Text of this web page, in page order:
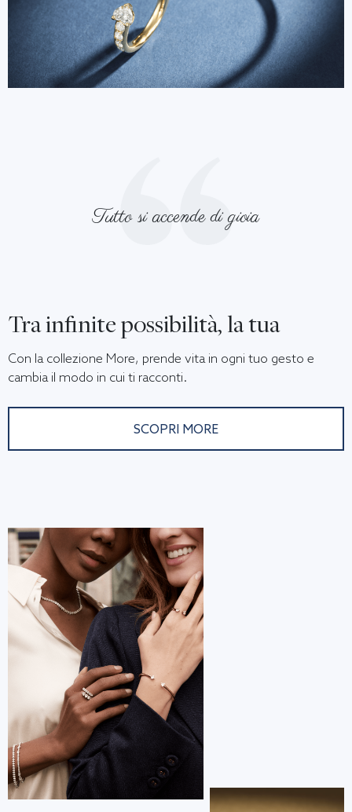
Tutto si accende di gioia
Tra infinite possibilità, la tua
Con la collezione More, prende vita in ogni tuo gesto e
cambia il modo in cui ti racconti.
SCOPRI MORE